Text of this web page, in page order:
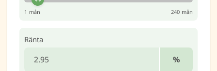
1 mån 240 mån
Ränta
%